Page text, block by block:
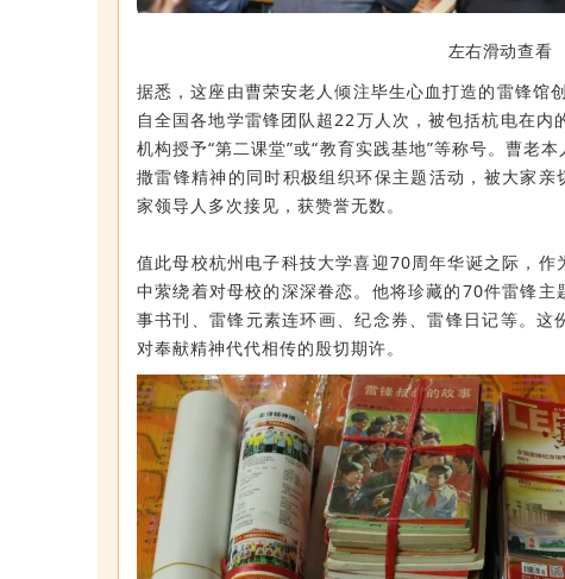
左右滑动查看
据悉，这座由曹荣安老人倾注毕生心血打造的雷锋馆
自全国各地学雷锋团队超22万人次，被包括杭电在内
机构授予“第二课堂”或“教育实践基地”等称号。曹老
撒雷锋精神的同时积极组织环保主题活动，被大家亲
家领导人多次接见，获赞誉无数。
值此母校杭州电子科技大学喜迎70周年华诞之际，
中萦绕着对母校的深深眷恋。他将珍藏的70件雷锋
事书刊、雷锋元素连环画、纪念券、雷锋日记等。这
对奉献精神代代相传的殷切期许。